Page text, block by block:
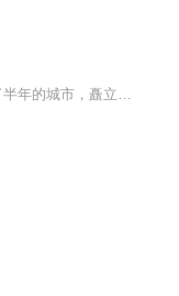
一架从法国巴黎飞往魔都的波音747起飞，满载乘客。 经济舱中。 叶勋笑呵呵的看了看待了半年的城市，矗立在维纳河畔的埃菲尔铁塔逐渐缩小，即将变成蚂蚁。 他收回视线，看向窗外，虎目中闪过希冀之色。 手中把玩着一块深蓝色玉佩，温柔抚摸着。...